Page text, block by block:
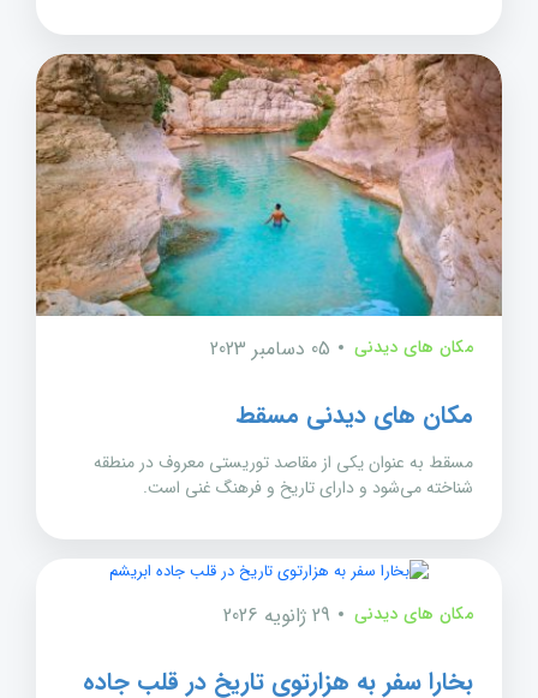
مکان های دیدنی 05 دسامبر 2023
مکان های دیدنی مسقط
مسقط به عنوان یکی از مقاصد توریستی معروف در منطقه
شناخته می‌شود و دارای تاریخ و فرهنگ غنی است.
مکان های دیدنی 29 ژانویه 2026
بخارا سفر به هزارتوی تاریخ در قلب جاده